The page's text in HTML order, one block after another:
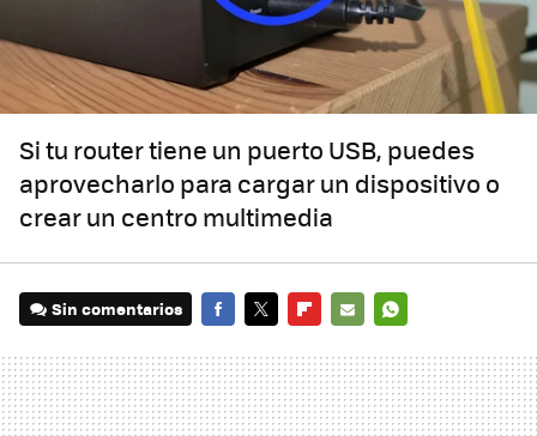
Si tu router tiene un puerto USB, puedes
aprovecharlo para cargar un dispositivo o
crear un centro multimedia
Sin comentarios
MAIL